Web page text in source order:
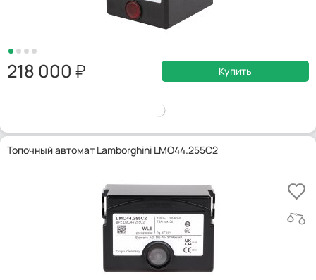
218 000 Купить
Топочный автомат Lamborghini LMO44.255C2